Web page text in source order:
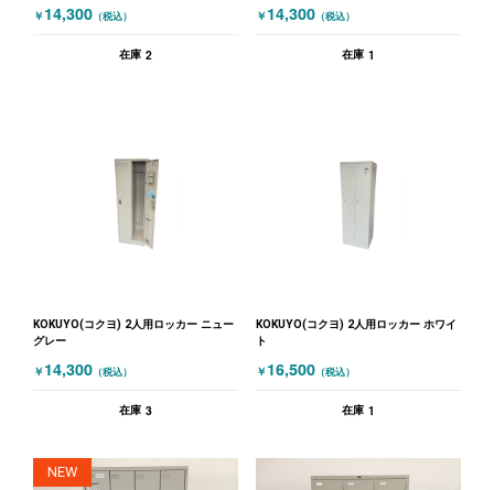
￥ 14,300 （税込）
在庫 2
￥ 14,300 （税込）
在庫 1
KOKUYO(コクヨ) 2人用ロッカー ニュー
グレー
￥ 14,300 （税込）
在庫 3
KOKUYO(コクヨ) 2人用ロッカー ホワイ
ト
￥ 16,500 （税込）
在庫 1
NEW